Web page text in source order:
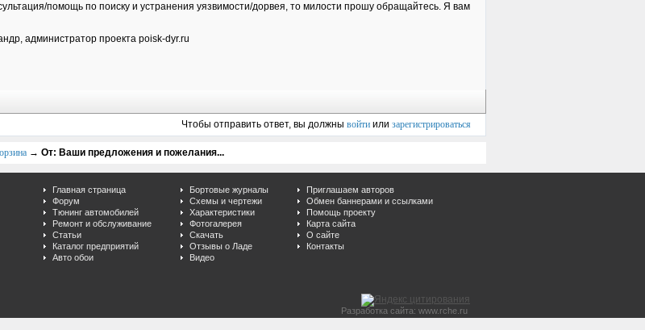
помощь по поиску и устранения уязвимости/дорвея, то милости прошу обращайтесь. Я вам
администратор проекта poisk-dyr.ru
Чтобы отправить ответ, вы должны войтиили зарегистрироваться
→ От: Ваши предложения и пожелания...
Главная страница
Форум
Тюнинг автомобилей
Ремонт и обслуживание
Статьи
Каталог предприятий
Авто обои
Бортовые журналы
Схемы и чертежи
Характеристики
Фотогалерея
Скачать
Отзывы о Ладе
Видео
Приглашаем авторов
Обмен баннерами и ссылками
Помощь проекту
Карта сайта
О сайте
Контакты
Разработка сайта: www.rche.ru